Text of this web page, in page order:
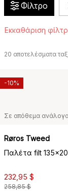
Φίλτρο
Εκκαθάριση
20 αποτελέσματα
Σε απόθεμα ανάλογα
Røros Tweed
Παλέτα filt
232,95 $
258,85 $
-10%